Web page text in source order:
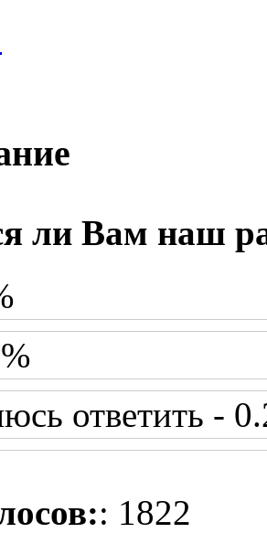
ли Вам наш
ответить -
: 1822